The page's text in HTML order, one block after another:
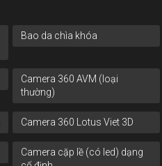
Bao da chìa khóa
Camera 360 AVM (loại
thường)
Camera 360 Lotus Viet 3D
Camera cặp lề (có led) dạng